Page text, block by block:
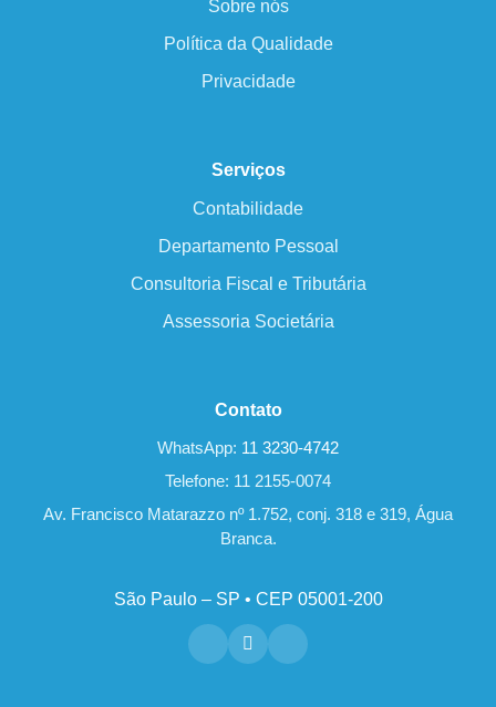
Sobre nós
Política da Qualidade
Privacidade
Serviços
Contabilidade
Departamento Pessoal
Consultoria Fiscal e Tributária
Assessoria Societária
Contato
WhatsApp: 11 3230-4742
Telefone: 11 2155-0074
Av. Francisco Matarazzo nº 1.752, conj. 318 e 319, Água
Branca.
São Paulo – SP • CEP 05001-200